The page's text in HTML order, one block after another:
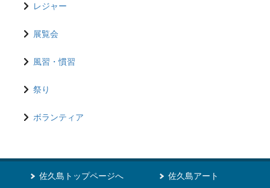
レジャー
展覧会
風習・慣習
祭り
ボランティア
佐久島トップページへ 佐久島アート